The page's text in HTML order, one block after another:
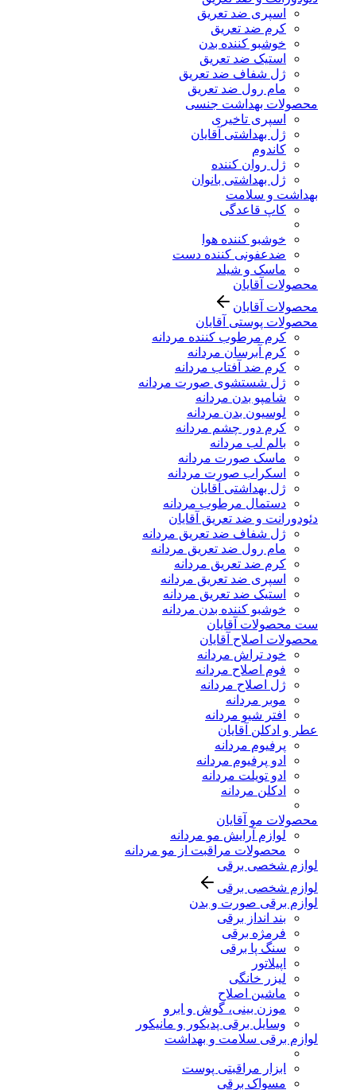
اسپری ضد تعریق
کرم ضد تعریق
خوشبو کننده بدن
استیک ضد تعریق
ژل شفاف ضد تعریق
مام رول ضد تعریق
محصولات بهداشت جنسی
اسپری تاخیری
ژل بهداشتی آقایان
کاندوم
ژل روان کننده
ژل بهداشتی بانوان
بهداشت و سلامت
کاپ قاعدگی
خوشبو کننده هوا
ضدعفونی کننده دست
ماسک و شیلد
محصولات آقایان
محصولات آقایان
محصولات پوستی آقایان
کرم مرطوب کننده مردانه
کرم آبرسان مردانه
کرم ضد آفتاب مردانه
ژل شستشوی صورت مردانه
شامپو بدن مردانه
لوسیون بدن مردانه
کرم دور چشم مردانه
بالم لب مردانه
ماسک صورت مردانه
اسکراب صورت مردانه
ژل بهداشتی آقایان
دستمال مرطوب مردانه
دئودورانت و ضد تعریق آقایان
ژل شفاف ضد تعریق مردانه
مام رول ضد تعریق مردانه
کرم ضد تعریق مردانه
اسپری ضد تعریق مردانه
استیک ضد تعریق مردانه
خوشبو کننده بدن مردانه
ست محصولات آقایان
محصولات اصلاح آقایان
خود تراش مردانه
فوم اصلاح مردانه
ژل اصلاح مردانه
موبر مردانه
افتر شیو مردانه
عطر و ادکلن آقایان
پرفیوم مردانه
ادو پرفیوم مردانه
ادو تویلت مردانه
ادکلن مردانه
محصولات مو آقایان
لوازم آرایش مو مردانه
محصولات مراقبت از مو مردانه
لوازم شخصی برقی
لوازم شخصی برقی
لوازم برقی صورت و بدن
بند انداز برقی
فرمژه برقی
سنگ پا برقی
اپیلاتور
لیزر خانگی
ماشین اصلاح
موزن بینی، گوش و ابرو
وسایل برقی پدیکور و مانیکور
لوازم برقی سلامت و بهداشت
ابزار مراقبتی پوست
مسواک برقی